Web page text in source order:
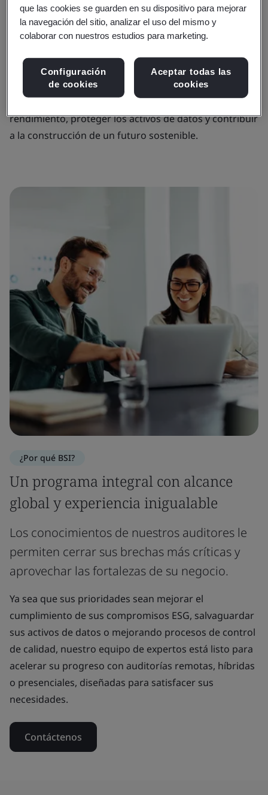
de auditoría puede apoyarle en la reducción de
riesgos operacionales, asegurar la confianza de los
interesados y mejorar su reputación en cuanto a
excelencia operativa.
A través de nuestro programa de auditoría interna, le
ayudamos a fortalecer la gobernanza, mejorar el
rendimiento, proteger los activos de datos y contribuir
a la construcción de un futuro sostenible.
¿Por qué BSI?
Un programa integral con alcance
global y experiencia inigualable
Los conocimientos de nuestros auditores le
permiten cerrar sus brechas más críticas y
aprovechar las fortalezas de su negocio.
Ya sea que sus prioridades sean mejorar el
cumplimiento de sus compromisos ESG, salvaguardar
sus activos de datos o mejorando procesos de control
de calidad, nuestro equipo de expertos está listo para
acelerar su progreso con auditorías remotas, híbridas
o presenciales, diseñadas para satisfacer sus
necesidades.
Contáctenos
que las cookies se guarden en su dispositivo para mejorar
la navegación del sitio, analizar el uso del mismo y
colaborar con nuestros estudios para marketing.
Configuración
de cookies
Aceptar todas las
cookies